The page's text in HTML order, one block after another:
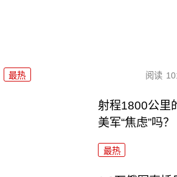
最热 阅读
射程1800公里
美军“焦虑”吗？
最热